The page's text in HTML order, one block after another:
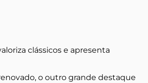
clássicos e apresenta
o outro grande destaque